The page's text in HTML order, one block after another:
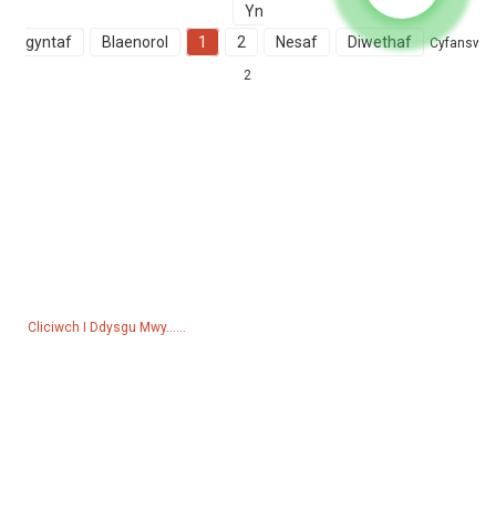
Yn
gyntaf
Blaenorol 1 2 Nesaf Diwethaf Cyfanswm
2
Cliciwch I Ddysgu Mwy......